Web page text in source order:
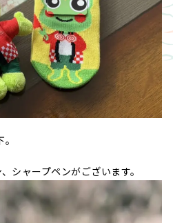
シャープペンがございます。